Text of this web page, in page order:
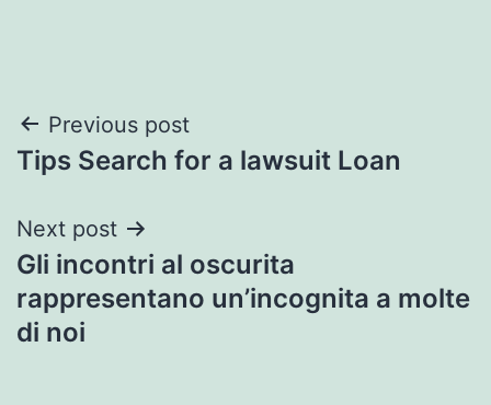
Post
navigation
Previous post
Tips Search for a lawsuit Loan
Next post
Gli incontri al oscurita
rappresentano un’incognita a molte
di noi